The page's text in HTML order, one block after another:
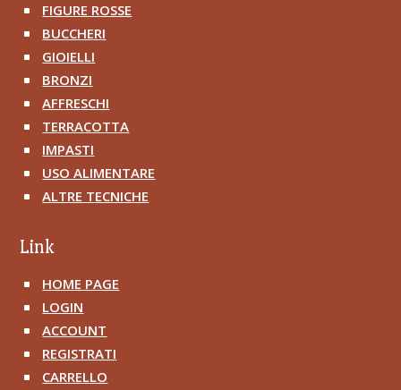
^ FIGURE ROSSE
^ BUCCHERI
^ GIOIELLI
^ BRONZI
^ AFFRESCHI
^ TERRACOTTA
^ IMPASTI
^ USO ALIMENTARE
^ ALTRE TECNICHE
Link
^ HOME PAGE
^ LOGIN
^ ACCOUNT
^ REGISTRATI
^ CARRELLO